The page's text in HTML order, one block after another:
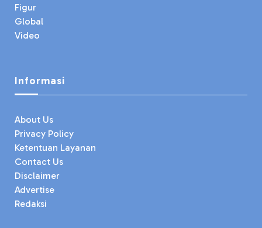
Figur
Global
Video
Informasi
About Us
Privacy Policy
Ketentuan Layanan
Contact Us
Disclaimer
Advertise
Redaksi